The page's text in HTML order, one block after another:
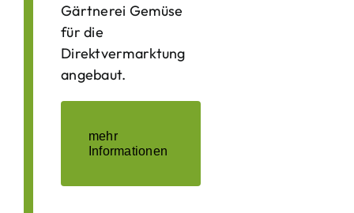
Gärtnerei Gemüse
für die
Direktvermarktung
angebaut.
mehr
Informationen